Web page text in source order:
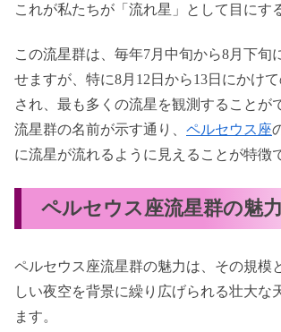
これが私たちが「流れ星」として目にす
この流星群は、毎年7月中旬から8月下旬
せますが、特に8月12日から13日にかけ
され、最も多くの流星を観測することが
流星群の名前が示す通り、 ペルセウス座
に流星が流れるように見えることが特徴
ペルセウス座流星群の魅力
ペルセウス座流星群の魅力は、その規模
しい夜空を背景に繰り広げられる壮大な
ます。